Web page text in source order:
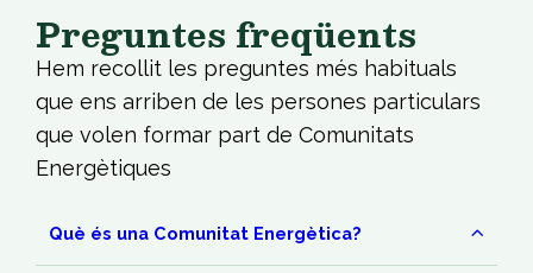
Preguntes freqüents
Hem recollit les preguntes més habituals
que ens arriben de les persones particulars
que volen formar part de Comunitats
Energètiques
Què és una Comunitat Energètica?